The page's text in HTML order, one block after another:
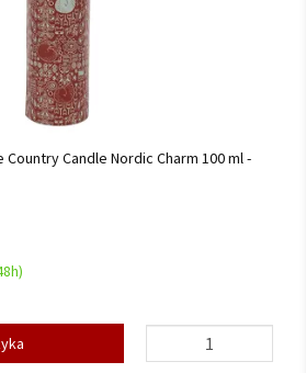
Candle Nordic Charm 100 ml -